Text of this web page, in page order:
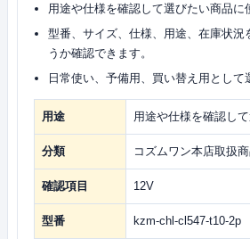
用途や仕様を確認して選びたい商品に
型番、サイズ、仕様、用途、在庫状況
うか確認できます。
日常使い、予備用、買い替え用として
用途 用途や仕様を確認し
分類 コズムワン本店取扱
確認項目 12V
型番 kzm-chl-cl547-t10-2p